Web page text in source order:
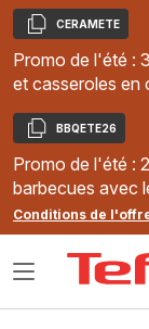
Copier
CERAMETE
Promo de l'été :
et casseroles en
Copier
BBQETE26
Promo de l'été :
barbecues avec
Conditions de
Ouvrir